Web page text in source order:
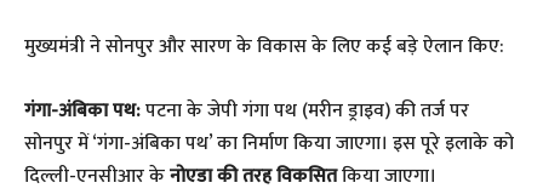
​मुख्यमंत्री ने सोनपुर और सारण के विकास के लिए कई बड़े ऐलान किए:
गंगा-अंबिका पथ:पटना के जेपी गंगा पथ (मरीन ड्राइव) की तर्ज पर
सोनपुर में ‘गंगा-अंबिका पथ’ का निर्माण किया जाएगा। इस पूरे इलाके को
दिल्ली-एनसीआर केनोएडा की तरह विकसितकिया जाएगा।